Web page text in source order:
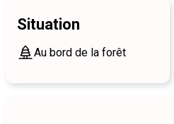
Situation
Au bord de la forêt